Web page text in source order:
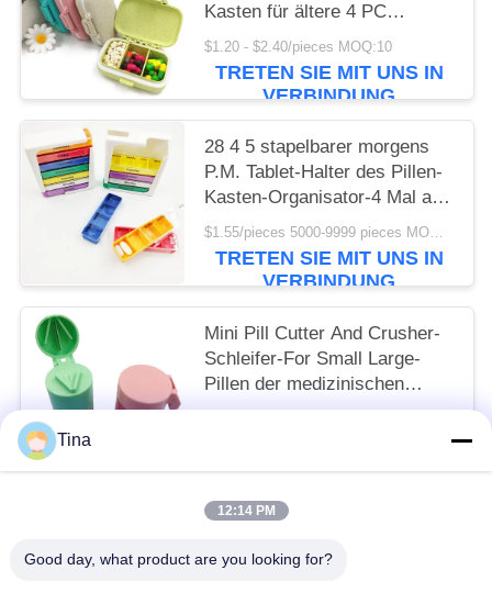
Kasten für ältere 4 PC
Rechtssachen 3 entfernbar
$1.20 - $2.40/pieces MOQ:10
TRETEN SIE MIT UNS IN
VERBINDUNG
28 4 5 stapelbarer morgens
P.M. Tablet-Halter des Pillen-
Kasten-Organisator-4 Mal am
Tag für Vitamin
$1.55/pieces 5000-9999 pieces MOQ:10
TRETEN SIE MIT UNS IN
VERBINDUNG
Mini Pill Cutter And Crusher-
Schleifer-For Small Large-
Pillen der medizinischen
Bedarfe 6.3x4.2cm
VERBINDUNG
Tina
12:14 PM
Good day, what product are you looking for?